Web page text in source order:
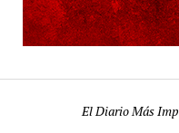
El Diario Más